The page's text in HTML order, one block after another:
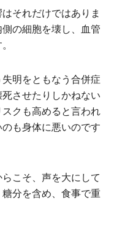
それだけではありま
の細胞を壊し、血管
明をともなう合併症
させたりしかねない
クも高めると言われ
も身体に悪いのです
こそ、声を大にして
分を含め、食事で重